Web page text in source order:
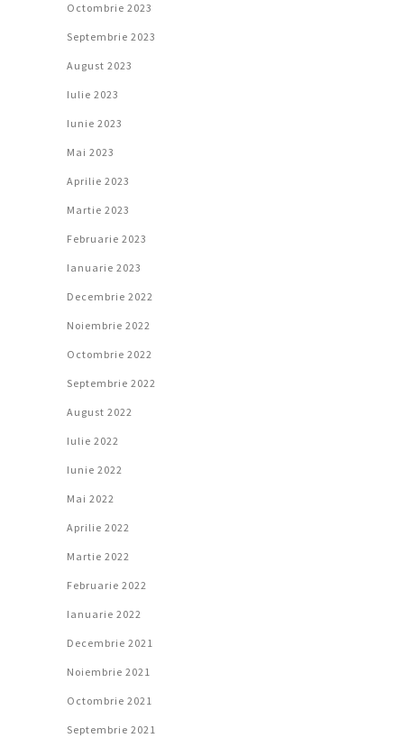
Octombrie 2023
Septembrie 2023
August 2023
Iulie 2023
Iunie 2023
Mai 2023
Aprilie 2023
Martie 2023
Februarie 2023
Ianuarie 2023
Decembrie 2022
Noiembrie 2022
Octombrie 2022
Septembrie 2022
August 2022
Iulie 2022
Iunie 2022
Mai 2022
Aprilie 2022
Martie 2022
Februarie 2022
Ianuarie 2022
Decembrie 2021
Noiembrie 2021
Octombrie 2021
Septembrie 2021